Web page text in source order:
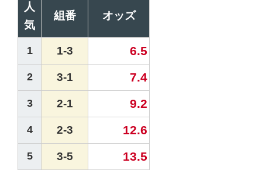
人
気
組番 オッズ
1 1-3 6.5
2 3-1 7.4
3 2-1 9.2
4 2-3 12.6
5 3-5 13.5